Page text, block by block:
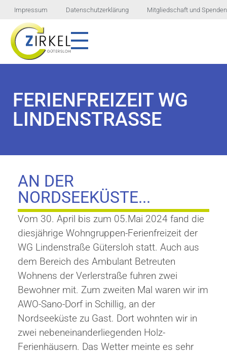
Impressum Datenschutzerklärung Mitgliedschaft und Spenden
ZIRKEL GÜTERSLOH E.V.
Verein zur Förderung und Integration von Menschen mit geistigen und seelischen Behinderungen
FERIENFREIZEIT WG
LINDENSTRASSE
AN DER
NORDSEEKÜSTE...
Vom 30. April bis zum 05.Mai 2024 fand die
diesjährige Wohngruppen-Ferienfreizeit der
WG Lindenstraße Gütersloh statt. Auch aus
dem Bereich des Ambulant Betreuten
Wohnens der Verlerstraße fuhren zwei
Bewohner mit. Zum zweiten Mal waren wir im
AWO-Sano-Dorf in Schillig, an der
Nordseeküste zu Gast. Dort wohnten wir in
zwei nebeneinanderliegenden Holz-
Ferienhäusern. Das Wetter meinte es sehr